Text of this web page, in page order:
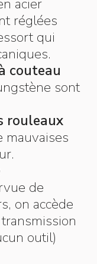
acier
réglées
qui
couteau
sont
rouleaux
mauvaises
de
on accède
outil)